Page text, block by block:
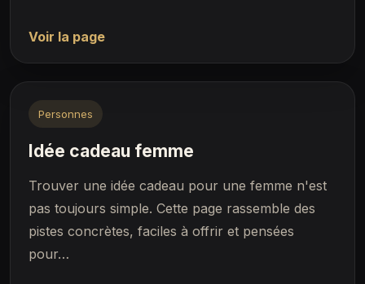
Voir la page
Personnes
Idée cadeau femme
Trouver une idée cadeau pour une femme n'est
pas toujours simple. Cette page rassemble des
pistes concrètes, faciles à offrir et pensées
pour…